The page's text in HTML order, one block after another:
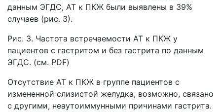
данным ЭГДС, АТ к ПКЖ были выявлены в 39%
случаев (рис. 3).
Рис. 3. Частота встречаемости АТ к ПКЖ у
пациентов с гастритом и без гастрита по данным
ЭГДС. (см. PDF)
Отсутствие АТ к ПКЖ в группе пациентов с
измененной слизистой желудка, возможно, связано
с другими, неаутоиммунными причинами гастрита.